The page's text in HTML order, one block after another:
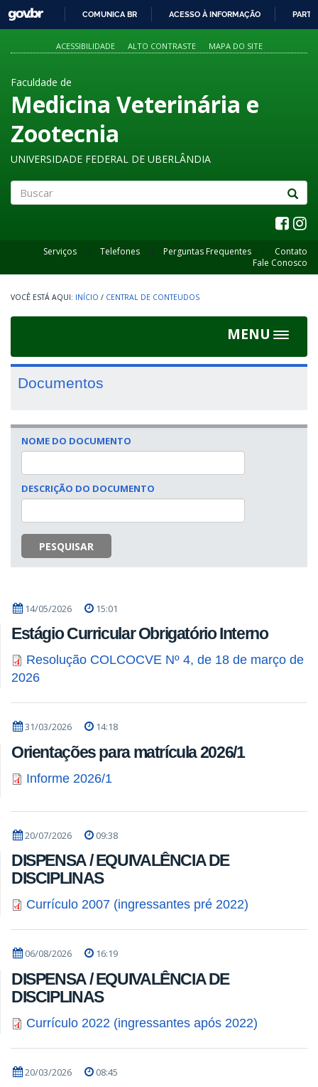
PARA
O
GOVBR
COMUNICA BR ACESSO À INFORMAÇÃO
ACESSIBILIDADE ALTO CONTRASTE MAPA DO SITE
Faculdade de
Medicina Veterinária e
Zootecnia
UNIVERSIDADE FEDERAL DE UBERLÂNDIA
Serviços Telefones Perguntas Frequentes
Contato
Fale Conosco
INÍCIO / CENTRAL DE CONTEUDOS
MENU
Toggle
Documentos
NOME DO DOCUMENTO
DESCRIÇÃO DO DOCUMENTO
PESQUISAR
14/05/2026 15:01
Estágio Curricular Obrigatório Interno
Resolução COLCOCVE Nº 4, de 18 de março de
2026
31/03/2026 14:18
Orientações para matrícula 2026/1
Informe 2026/1
20/07/2026 09:38
DISPENSA / EQUIVALÊNCIA DE
DISCIPLINAS
Currículo 2007 (ingressantes pré 2022)
06/08/2026 16:19
DISPENSA / EQUIVALÊNCIA DE
DISCIPLINAS
Currículo 2022 (ingressantes após 2022)
20/03/2026 08:45